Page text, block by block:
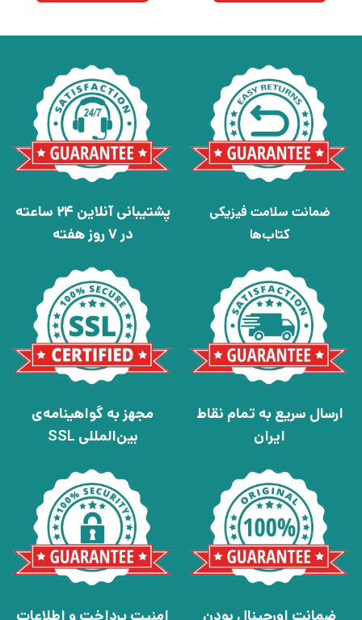
ضمانت سلامت فیزیکی
کتاب‌ها
پشتیبانی آنلاین 24 ساعته
در 7 روز هفته
ارسال سریع به تمام نقاط
ایران
مجهز به گواهینامه‌ی
بین‌المللی SSL